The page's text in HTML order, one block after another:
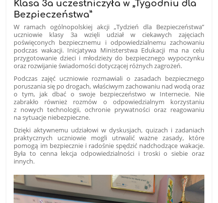
Klasa 3a uczestniczyła w „Tygodniu dla
Bezpieczeństwa”
W ramach ogólnopolskiej akcji „Tydzień dla Bezpieczeństwa”
uczniowie klasy 3a wzięli udział w ciekawych zajęciach
poświęconych bezpiecznemu i odpowiedzialnemu zachowaniu
podczas wakacji. Inicjatywa Ministerstwa Edukacji ma na celu
przygotowanie dzieci i młodzieży do bezpiecznego wypoczynku
oraz rozwijanie świadomości dotyczącej różnych zagrożeń.
Podczas zajęć uczniowie rozmawiali o zasadach bezpiecznego
poruszania się po drogach, właściwym zachowaniu nad wodą oraz
o tym, jak dbać o swoje bezpieczeństwo w Internecie. Nie
zabrakło również rozmów o odpowiedzialnym korzystaniu
z nowych technologii, ochronie prywatności oraz reagowaniu
na sytuacje niebezpieczne.
Dzięki aktywnemu udziałowi w dyskusjach, quizach i zadaniach
praktycznych uczniowie mogli utrwalić ważne zasady, które
pomogą im bezpiecznie i radośnie spędzić nadchodzące wakacje.
Była to cenna lekcja odpowiedzialności i troski o siebie oraz
innych.